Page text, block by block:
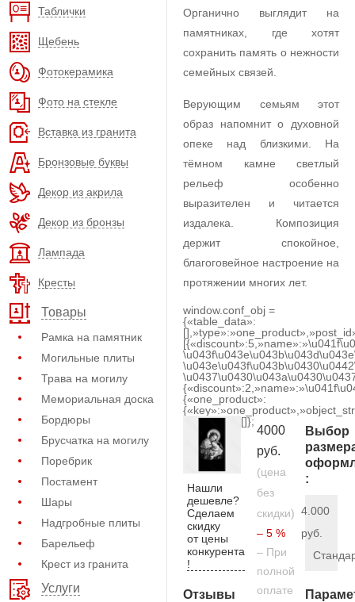
Таблички
Щебень
Фотокерамика
Фото на стекле
Вставка из гранита
Бронзовые буквы
Декор из акрила
Декор из бронзы
Лампада
Кресты
Товары
Рамка на памятник
Могильные плиты
Трава на могилу
Мемориальная доска
Бордюры
Брусчатка на могилу
Поребрик
Постамент
Шары
Надгробные плиты
Барельеф
Крест из гранита
Услуги
Органично выглядит на
памятниках, где хотят
сохранить память о нежности
семейных связей.
Верующим семьям этот
образ напомнит о духовной
опеке над близкими. На
тёмном камне светлый
рельеф особенно
выразителен и читается
издалека. Композиция
держит спокойное,
благоговейное настроение на
протяжении многих лет.
window.conf_obj =
{«table_data»:
{«one_product»:
[]};
Нашли
дешевле?
Сделаем
скидку
от цены
конкурента
!
Отзывы
4000
руб.
(цена
без
скидки)
– 5 %
– При
полной
оплате
Выбор
:
4.000
руб.